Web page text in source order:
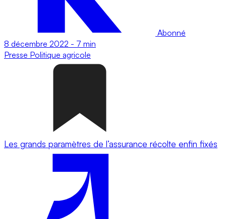
Abonné
8 décembre 2022 - 7 min
Presse Politique agricole
Les grands paramètres de l’assurance récolte enfin fixés